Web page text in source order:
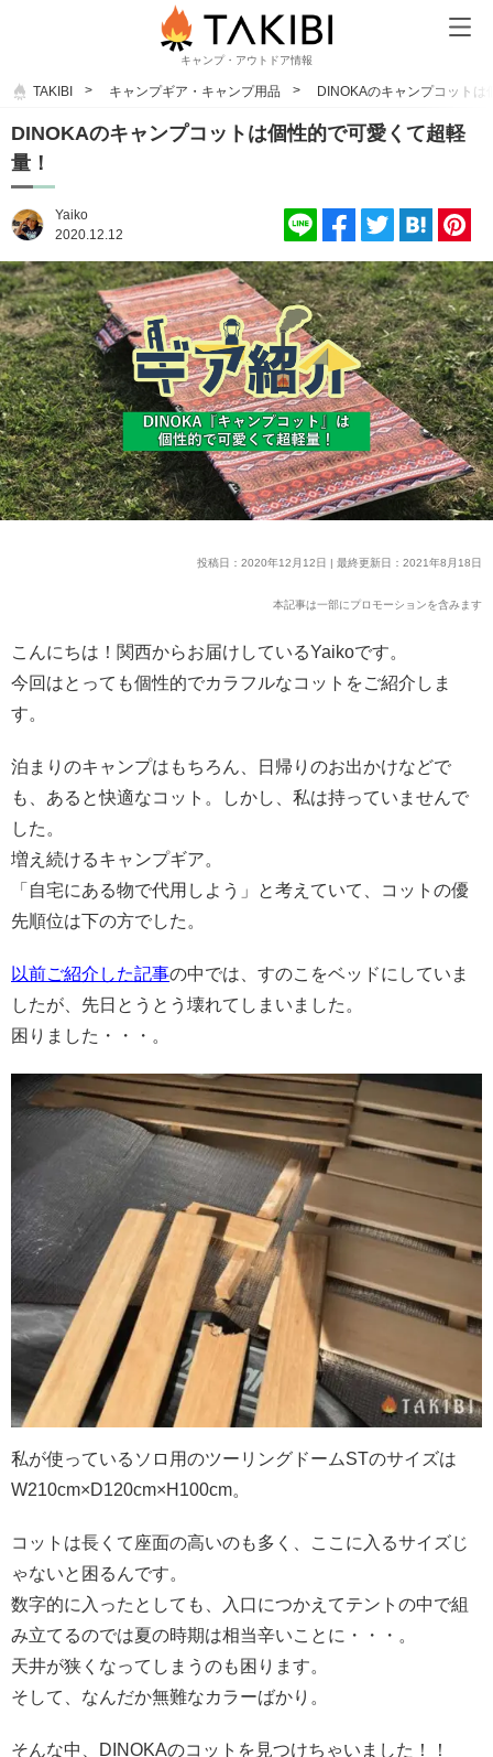
キャンプ・アウトドア情報
TAKIBI キャンプギア・キャンプ用品 DINOKAのキャンプコットは
DINOKAのキャンプコットは個性的で可愛くて超軽
量！
Yaiko
2020.12.12
投稿日：2020年12月12日 | 最終更新日：2021年8月18日
本記事は一部にプロモーションを含みます
こんにちは！関西からお届けしているYaikoです。
今回はとっても個性的でカラフルなコットをご紹介しま
す。
泊まりのキャンプはもちろん、日帰りのお出かけなどで
も、あると快適なコット。しかし、私は持っていませんで
した。
増え続けるキャンプギア。
「自宅にある物で代用しよう」と考えていて、コットの優
先順位は下の方でした。
以前ご紹介した記事の中では、すのこをベッドにしていま
したが、先日とうとう壊れてしまいました。
困りました・・・。
私が使っているソロ用のツーリングドームSTのサイズは
W210cm×D120cm×H100cm。
コットは長くて座面の高いのも多く、ここに入るサイズじ
ゃないと困るんです。
数字的に入ったとしても、入口につかえてテントの中で組
み立てるのでは夏の時期は相当辛いことに・・・。
天井が狭くなってしまうのも困ります。
そして、なんだか無難なカラーばかり。
そんな中、DINOKAのコットを見つけちゃいました！！